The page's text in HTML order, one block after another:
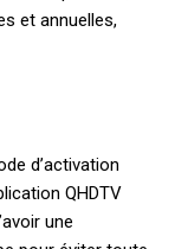
et annuelles,
d’activation
QHDTV
une